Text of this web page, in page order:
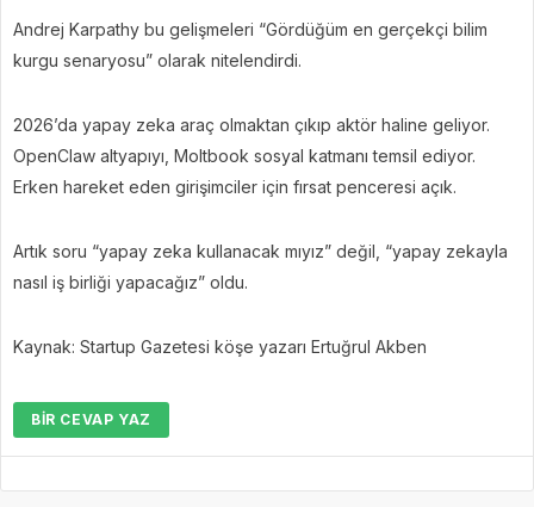
Andrej Karpathy bu gelişmeleri “Gördüğüm en gerçekçi bilim
kurgu senaryosu” olarak nitelendirdi.
2026’da yapay zeka araç olmaktan çıkıp aktör haline geliyor.
OpenClaw altyapıyı, Moltbook sosyal katmanı temsil ediyor.
Erken hareket eden girişimciler için fırsat penceresi açık.
Artık soru “yapay zeka kullanacak mıyız” değil, “yapay zekayla
nasıl iş birliği yapacağız” oldu.
Kaynak: Startup Gazetesi köşe yazarı Ertuğrul Akben
BIR CEVAP YAZ